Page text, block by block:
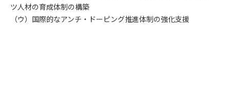
ツ人材の育成体制の構築
（ウ）国際的なアンチ・ドーピング推進体制の強化支援